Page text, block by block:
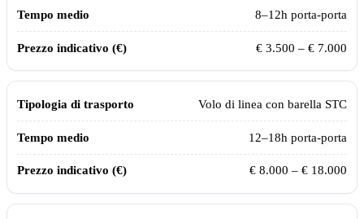
8–12h porta-porta
€ 3.500 – € 7.000
Volo di linea con barella STC
12–18h porta-porta
€ 8.000 – € 18.000